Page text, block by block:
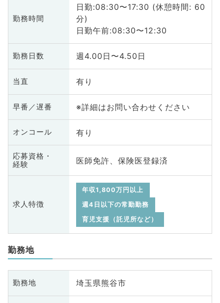
勤務時間
日勤:08:30〜17:30 (休憩時間: 60
分)
日勤午前:08:30〜12:30
勤務日数 週4.00日〜4.50日
当直 有り
早番／遅番 ※詳細はお問い合わせください
オンコール 有り
応募資格・
経験
医師免許、保険医登録済
求人特徴
年収1,800万円以上
週4日以下の常勤勤務
育児支援（託児所など）
勤務地
勤務地 埼玉県熊谷市